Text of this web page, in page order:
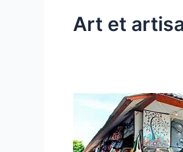
Art et
Les
Marchés
Traditionnels